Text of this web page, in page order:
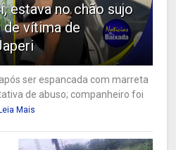
estava no chão sujo
de vítima de
ser espancada com marreta
de abuso; companheiro foi
Leia Mais